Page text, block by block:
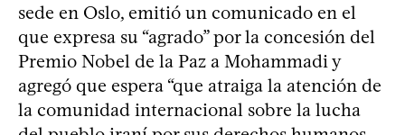
sede en Oslo, emitió un comunicado en el
que expresa su “agrado” por la concesión del
Premio Nobel de la Paz a Mohammadi y
agregó que espera “que atraiga la atención de
la comunidad internacional sobre la lucha